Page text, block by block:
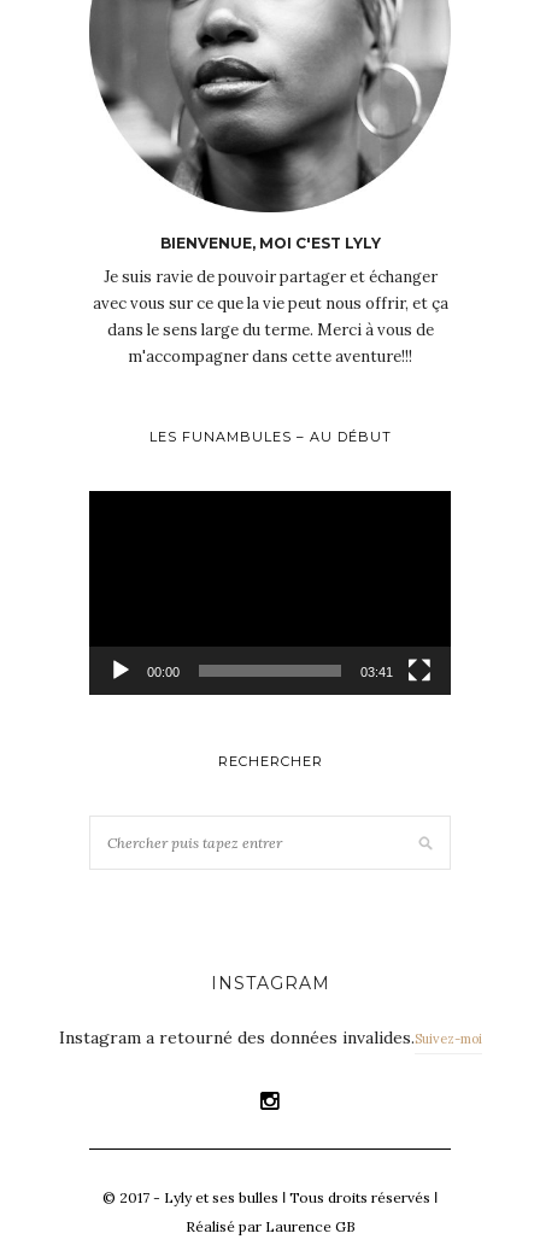
BIENVENUE, MOI C'EST LYLY
Je suis ravie de pouvoir partager et échanger
avec vous sur ce que la vie peut nous offrir, et ça
dans le sens large du terme. Merci à vous de
m'accompagner dans cette aventure!!!
LES FUNAMBULES – AU DÉBUT
00:00 03:41
RECHERCHER
INSTAGRAM
Instagram a retourné des données invalides.Suivez-moi
© 2017 - Lyly et ses bulles Ι Tous droits réservés Ι
Réalisé par Laurence GB